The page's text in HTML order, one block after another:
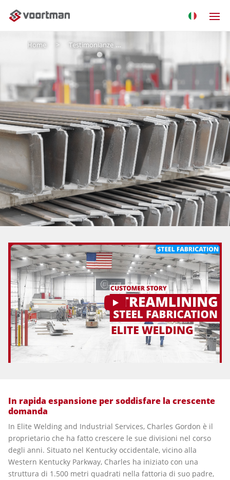
Home Testimonianze
In rapida espansione per soddisfare la crescente
domanda
In Elite Welding and Industrial Services, Charles Gordon è il
proprietario che ha fatto crescere le sue divisioni nel corso
degli anni. Situato nel Kentucky occidentale, vicino alla
Western Kentucky Parkway, Charles ha iniziato con una
struttura di 1.500 metri quadrati nella fattoria di suo padre,